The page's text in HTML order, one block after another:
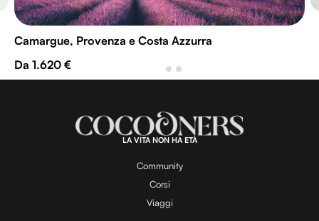
Camargue, Provenza e Costa Azzurra
Da 1.620 €
LA VITA NON HA ETÀ
Community
Corsi
Viaggi